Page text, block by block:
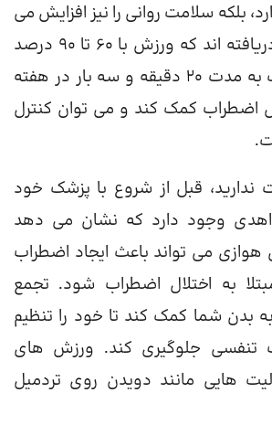
بلکه سلامت روانی را نیز افزایش می
دهد. کارشناسان دریافته اند که ورزش با 60 تا 90 درصد
حداکثر ضربان قلب به مدت 20 دقیقه و سه بار در هفته
اضطراب کمک کند و می توان کنترل
ندارید، قبل از شروع با پزشک خود
وجود دارد که نشان می دهد
می تواند باعث ایجاد اضطراب
به اختلال اضطراب شود. تجمع
بدن شما کمک کند تا خود را تنظیم
تنفسی جلوگیری کند. ورزش های
هایی مانند دویدن روی تردمیل